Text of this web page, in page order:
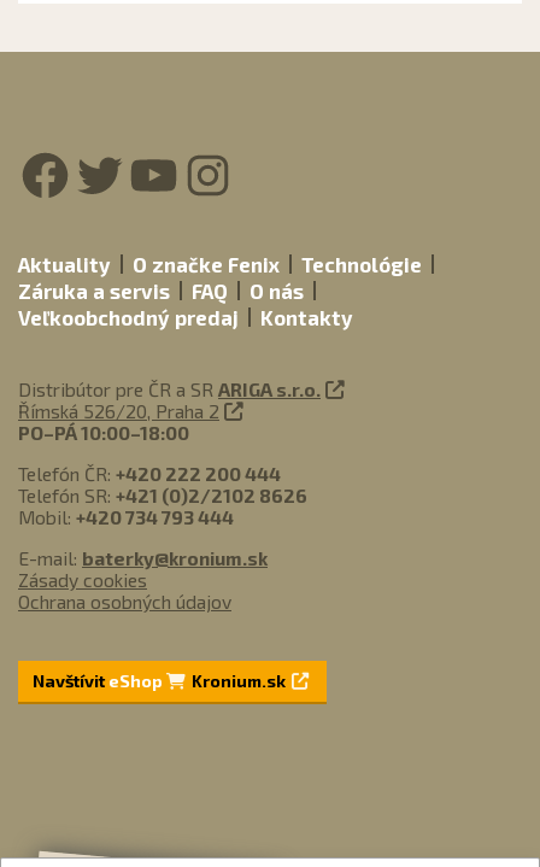
Facebook
Twitter
YouTube
Aktuality O značke Fenix
Technológie
Záruka a servis
FAQ
O nás
Veľkoobchodný predaj
Kontakty
Distribútor pre ČR a SR ARIGA s.r.o.
Římská 526/20, Praha 2
PO–PÁ 10:00–18:00
Telefón ČR: +420 222 200 444
Telefón SR: +421 (0)2/2102 8626
Mobil: +420 734 793 444
E-mail: baterky@kronium.sk
Zásady cookies
Ochrana osobných údajov
NavštíviteShop Kronium.sk